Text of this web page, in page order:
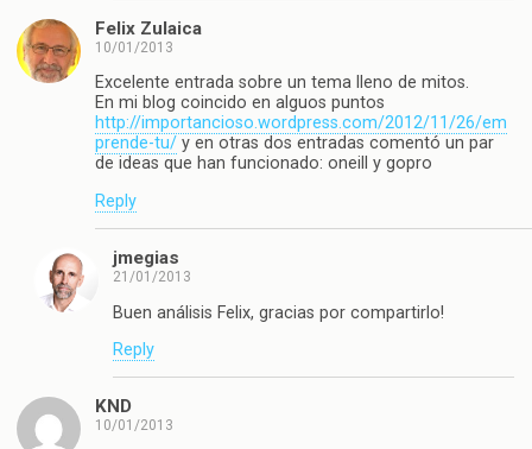
Felix Zulaica
10/01/2013
Excelente entrada sobre un tema lleno de mitos.
En mi blog coincido en alguos puntos
http://importancioso.wordpress.com/2012/11/26/em
prende-tu/ y en otras dos entradas comentó un par
de ideas que han funcionado: oneill y gopro
Reply
jmegias
21/01/2013
Buen análisis Felix, gracias por compartirlo!
Reply
KND
10/01/2013